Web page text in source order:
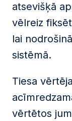
atsevišķā
vēlreiz
lai
sistēmā.
Tiesa
vērtētos